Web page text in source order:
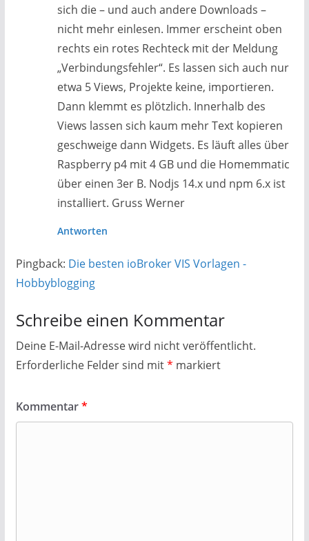
sich die – und auch andere Downloads –
nicht mehr einlesen. Immer erscheint oben
rechts ein rotes Rechteck mit der Meldung
„Verbindungsfehler“. Es lassen sich auch nur
etwa 5 Views, Projekte keine, importieren.
Dann klemmt es plötzlich. Innerhalb des
Views lassen sich kaum mehr Text kopieren
geschweige dann Widgets. Es läuft alles über
Raspberry p4 mit 4 GB und die Homemmatic
über einen 3er B. Nodjs 14.x und npm 6.x ist
installiert. Gruss Werner
Antworten
Pingback: Die besten ioBroker VIS Vorlagen -
Hobbyblogging
Schreibe einen Kommentar
Deine E-Mail-Adresse wird nicht veröffentlicht.
Erforderliche Felder sind mit* markiert
Kommentar*